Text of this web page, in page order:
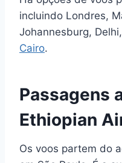
incluindo Londres,
Johannesburg,
Cairo.
Passagens
Ethiopian
Os voos partem do